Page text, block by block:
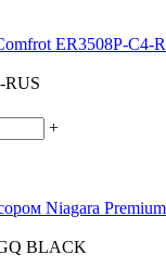
ER3508P-C4-
RUS
+
Niagara
BLACK